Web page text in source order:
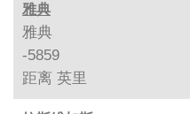
雅典
雅典
-5859
距离 英里